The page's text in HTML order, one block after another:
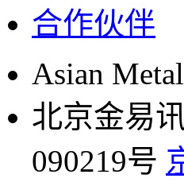
合作伙伴
Asian
北京金易
090219号